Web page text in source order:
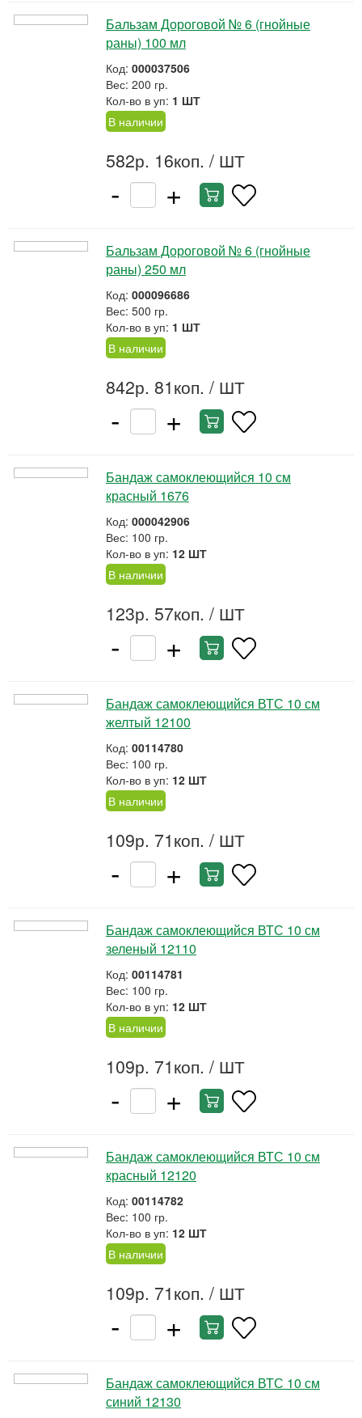
Бальзам Дороговой № 6 (гнойные
раны) 100 мл
Код: 000037506
Вес: 200 гр.
Кол-во в уп: 1 ШТ
В наличии
582р. 16коп. / ШТ
- +
Бальзам Дороговой № 6 (гнойные
раны) 250 мл
Код: 000096686
Вес: 500 гр.
Кол-во в уп: 1 ШТ
В наличии
842р. 81коп. / ШТ
- +
Бандаж самоклеющийся 10 см
красный 1676
Код: 000042906
Вес: 100 гр.
Кол-во в уп: 12 ШТ
В наличии
123р. 57коп. / ШТ
- +
Бандаж самоклеющийся ВТС 10 см
желтый 12100
Код: 00114780
Вес: 100 гр.
Кол-во в уп: 12 ШТ
В наличии
109р. 71коп. / ШТ
- +
Бандаж самоклеющийся ВТС 10 см
зеленый 12110
Код: 00114781
Вес: 100 гр.
Кол-во в уп: 12 ШТ
В наличии
109р. 71коп. / ШТ
- +
Бандаж самоклеющийся ВТС 10 см
красный 12120
Код: 00114782
Вес: 100 гр.
Кол-во в уп: 12 ШТ
В наличии
109р. 71коп. / ШТ
- +
Бандаж самоклеющийся ВТС 10 см
синий 12130